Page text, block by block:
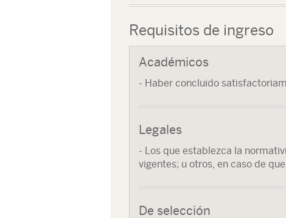
Requisitos de ingreso
Académicos
- Haber concluido
Legales
- Los que establezca la
vigentes; u otros, en caso de
De selección